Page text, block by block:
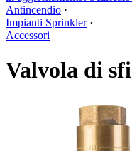
Antincendio ·
Impianti Sprinkler ·
Accessori
Valvola di